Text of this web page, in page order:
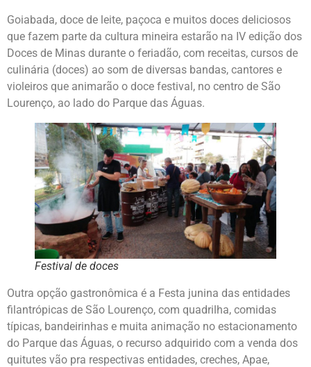
Goiabada, doce de leite, paçoca e muitos doces deliciosos
que fazem parte da cultura mineira estarão na IV edição dos
Doces de Minas durante o feriadão, com receitas, cursos de
culinária (doces) ao som de diversas bandas, cantores e
violeiros que animarão o doce festival, no centro de São
Lourenço, ao lado do Parque das Águas.
Festival de doces
Outra opção gastronômica é a Festa junina das entidades
filantrópicas de São Lourenço, com quadrilha, comidas
típicas, bandeirinhas e muita animação no estacionamento
do Parque das Águas, o recurso adquirido com a venda dos
quitutes vão pra respectivas entidades, creches, Apae,